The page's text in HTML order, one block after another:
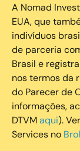
‍A Nomad
EUA, que
indivíduos
de parceria
Brasil e
nos termos da
do Parecer de
informações,
DTVMaqui).
Services no